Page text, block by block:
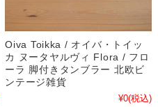
Oiva Toikka / オイバ・トイッ
カ ヌータヤルヴィ Flora / フロ
ーラ 脚付きタンブラー 北欧ビ
ンテージ雑貨
¥0(税込)